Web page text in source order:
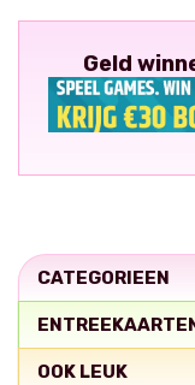
Geld
CATEGORIEEN
OOK LEUK